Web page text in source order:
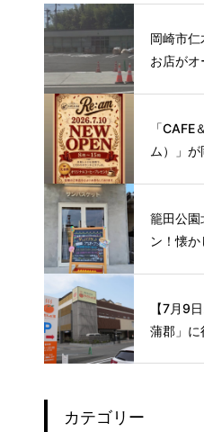
岡崎市
お店がオ
「CAFE
ム）」が
籠田公
ン！懐
【7月9
蒲郡」に
カテゴリー